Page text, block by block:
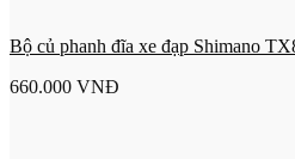
Bộ củ phanh đĩa xe đạp Shimano
660.000 VNĐ